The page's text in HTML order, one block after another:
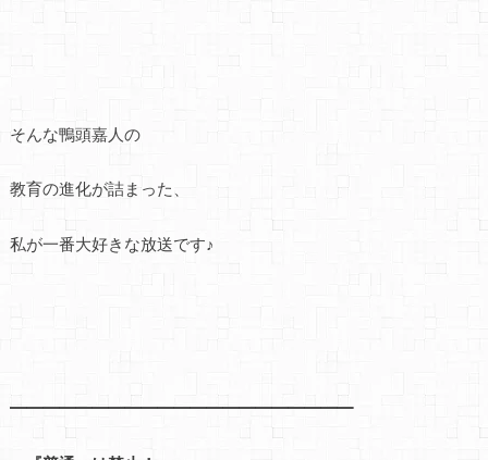
そんな鴨頭嘉人の
教育の進化が詰まった、
私が一番大好きな放送です♪
━━━━━━━━━━━━━━━━━━━━━